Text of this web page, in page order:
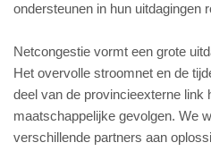
ondersteunen in hun uitdagingen
Netcongestie vormt een grote
Het overvolle stroomnet en de
deel van de provincieexterne link
maatschappelijke gevolgen. We
verschillende partners aan